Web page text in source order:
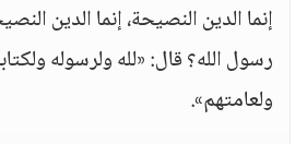
إنما الدين النصيحة، إنما الدين
رسول الله؟ قال: «لله ولرسوله
ولعامتهم».